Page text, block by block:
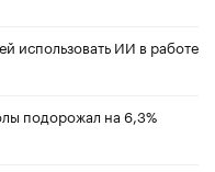
использовать ИИ в работе
подорожал на 6,3%